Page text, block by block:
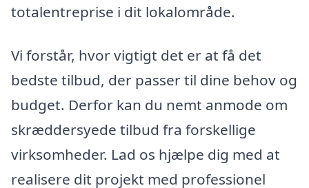
totalentreprise i dit lokalområde.
Vi forstår, hvor vigtigt det er at få det
bedste tilbud, der passer til dine behov og
budget. Derfor kan du nemt anmode om
skræddersyede tilbud fra forskellige
virksomheder. Lad os hjælpe dig med at
realisere dit projekt med professionel